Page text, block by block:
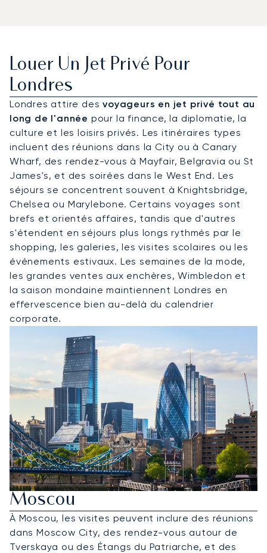
Louer Un Jet Privé Pour
Londres
Londres attire desvoyageurs en jet privé tout au
long de l'année pour la finance, la diplomatie, la
culture et les loisirs privés. Les itinéraires types
incluent des réunions dans la City ou à Canary
Wharf, des rendez-vous à Mayfair, Belgravia ou St
James's, et des soirées dans le West End. Les
séjours se concentrent souvent à Knightsbridge,
Chelsea ou Marylebone. Certains voyages sont
brefs et orientés affaires, tandis que d'autres
s'étendent en séjours plus longs rythmés par le
shopping, les galeries, les visites scolaires ou les
événements estivaux. Les semaines de la mode,
les grandes ventes aux enchères, Wimbledon et
la saison mondaine maintiennent Londres en
effervescence bien au-delà du calendrier
corporate.
Louer Un Jet Privé Pour
Moscou
À Moscou, les visites peuvent inclure des réunions
dans Moscow City, des rendez-vous autour de
Tverskaya ou des Étangs du Patriarche, et des